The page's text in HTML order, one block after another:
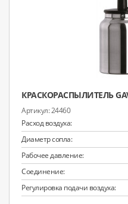
КРАСКОРАСПЫЛИТЕЛЬ
24460
Расход воздуха:
Диаметр сопла:
Рабочее давление:
Соединение:
Регулировка подачи воздуха: